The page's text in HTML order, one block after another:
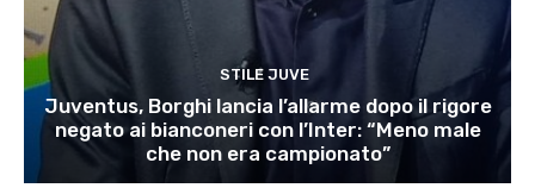
STILE JUVE
Juventus, Borghi lancia l’allarme dopo il rigore
negato ai bianconeri con l’Inter: “Meno male
che non era campionato”